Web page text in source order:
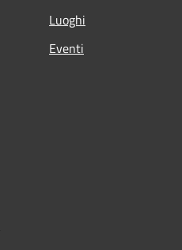
Luoghi
Eventi